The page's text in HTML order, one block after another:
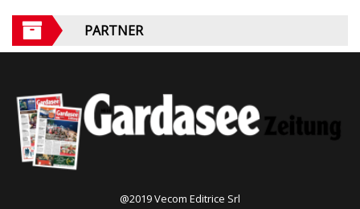
PARTNER
@2019 Vecom Editrice Srl